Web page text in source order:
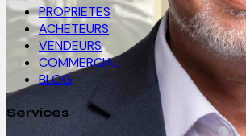
PROPRIETES
ACHETEURS
VENDEURS
COMMERCIAL
BLOG
Services